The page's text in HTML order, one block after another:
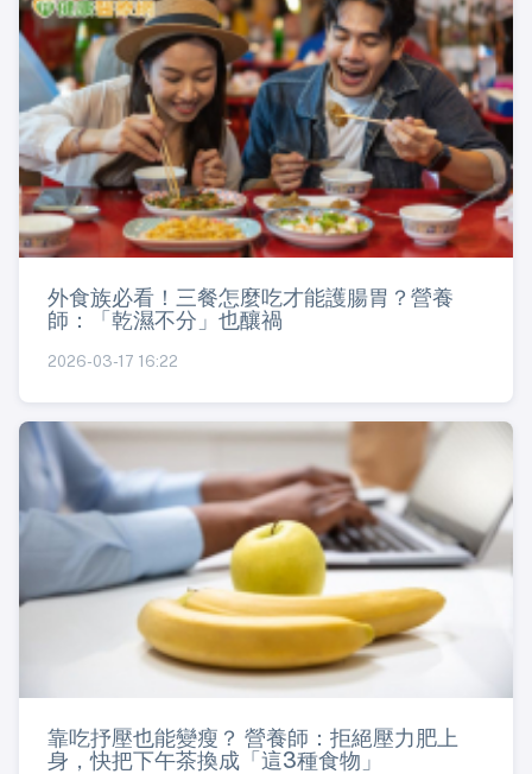
外食族必看！三餐怎麼吃才能護腸胃？營養
師：「乾濕不分」也釀禍
2026-03-17 16:22
靠吃抒壓也能變瘦？ 營養師：拒絕壓力肥上
身，快把下午茶換成「這3種食物」